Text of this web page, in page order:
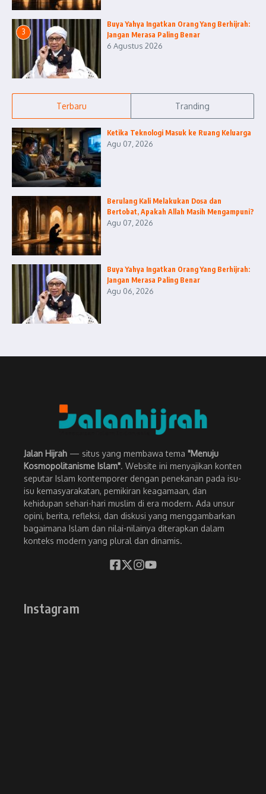
3
Buya Yahya Ingatkan Orang Yang Berhijrah:
Jangan Merasa Paling Benar
6 Agustus 2026
Terbaru Tranding
Ketika Teknologi Masuk ke Ruang Keluarga
Agu 07, 2026
Berulang Kali Melakukan Dosa dan
Bertobat, Apakah Allah Masih Mengampuni?
Agu 07, 2026
Buya Yahya Ingatkan Orang Yang Berhijrah:
Jangan Merasa Paling Benar
Agu 06, 2026
Jalan Hijrah — situs yang membawa tema "Menuju
Kosmopolitanisme Islam". Website ini menyajikan konten
seputar Islam kontemporer dengan penekanan pada isu-
isu kemasyarakatan, pemikiran keagamaan, dan
kehidupan sehari-hari muslim di era modern. Ada unsur
opini, berita, refleksi, dan diskusi yang menggambarkan
bagaimana Islam dan nilai-nilainya diterapkan dalam
konteks modern yang plural dan dinamis.
Instagram